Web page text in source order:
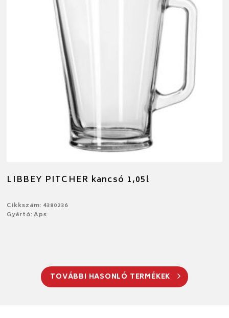
LIBBEY PITCHER kancsó 1,05l
Cikkszám: 4380236
Gyártó: Aps
TOVÁBBI HASONLÓ TERMÉKEK